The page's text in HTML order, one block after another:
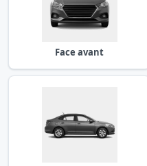
Face avant